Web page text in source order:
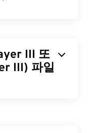
III 또
III) 파일